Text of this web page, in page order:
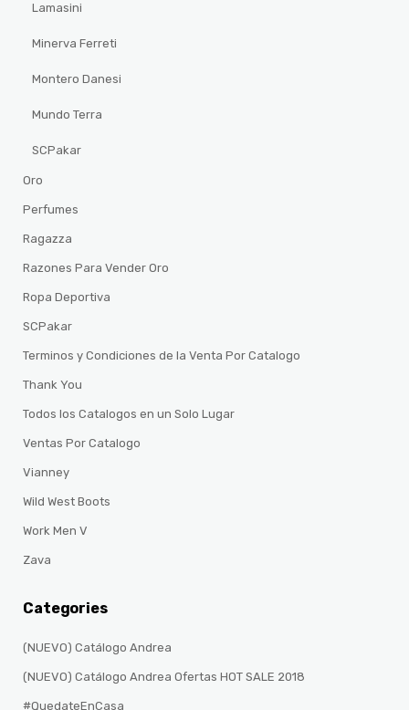
Lamasini
Minerva Ferreti
Montero Danesi
Mundo Terra
SCPakar
Oro
Perfumes
Ragazza
Razones Para Vender Oro
Ropa Deportiva
SCPakar
Terminos y Condiciones de la Venta Por Catalogo
Thank You
Todos los Catalogos en un Solo Lugar
Ventas Por Catalogo
Vianney
Wild West Boots
Work Men V
Zava
Categories
(NUEVO) Catálogo Andrea
(NUEVO) Catálogo Andrea Ofertas HOT SALE 2018
#QuedateEnCasa